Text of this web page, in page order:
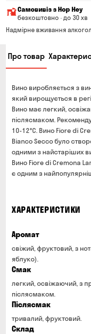
Мінімальна сума
Вартість доставки
Від 200 до 299 грн
Від 400 до 699 грн
Від 700 грн
Термін доставки —
*на час доставки
Оплата:
готівкою кур'єру
банківською
Самовивіз з Hop Hey
безкоштовно · до 30 хв
Мінімальна сума
Можете без черги
Вас час
готівкою в
банківською
Надмірне вживання
Про товар
Вино виробляється з
який вирощується в
Вино має легкий,
післясмаком.
10-12°C. Вино Fiore di
Bianco Secco було
одними з найстаріших
Вино Fiore di Cremona
є одним з
ХАРАКТЕРИСТИКИ
Аромат
свіжий, фруктовий, з
яблуко).
Смак
легкий, освіжаючий, з
післясмаком.
Післясмак
тривалий, фруктовий.
Склад